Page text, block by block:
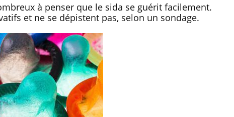
à penser que le sida se guérit facilement.
et ne se dépistent pas, selon un sondage.